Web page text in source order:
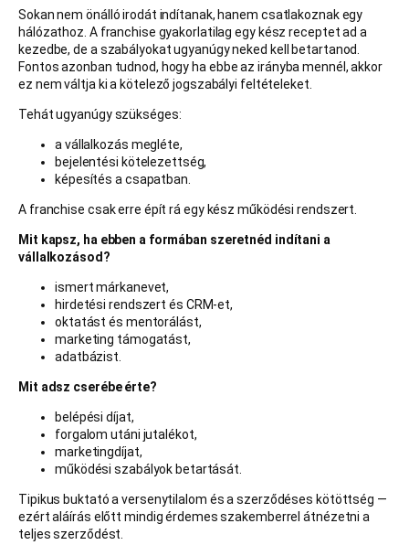
Sokan nem önálló irodát indítanak, hanem csatlakoznak egy
hálózathoz. A franchise gyakorlatilag egy kész receptet ad a
kezedbe, de a szabályokat ugyanúgy neked kell betartanod.
Fontos azonban tudnod, hogy ha ebbe az irányba mennél, akkor
ez nem váltja ki a kötelező jogszabályi feltételeket.
Tehát ugyanúgy szükséges:
a vállalkozás megléte,
bejelentési kötelezettség,
képesítés a csapatban.
A franchise csak erre épít rá egy kész működési rendszert.
Mit kapsz, ha ebben a formában szeretnéd indítani a
vállalkozásod?
ismert márkanevet,
hirdetési rendszert és CRM-et,
oktatást és mentorálást,
marketing támogatást,
adatbázist.
Mit adsz cserébe érte?
belépési díjat,
forgalom utáni jutalékot,
marketingdíjat,
működési szabályok betartását.
Tipikus buktató a versenytilalom és a szerződéses kötöttség —
ezért aláírás előtt mindig érdemes szakemberrel átnézetni a
teljes szerződést.